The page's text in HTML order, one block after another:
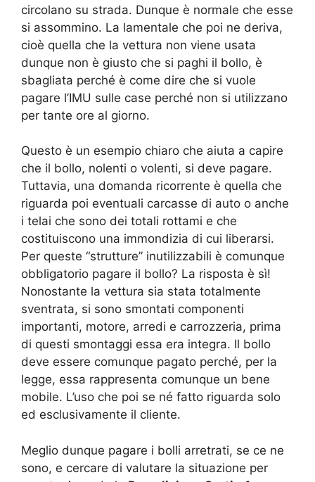
circolano su strada. Dunque è normale che esse
si assommino. La lamentale che poi ne deriva,
cioè quella che la vettura non viene usata
dunque non è giusto che si paghi il bollo, è
sbagliata perché è come dire che si vuole
pagare l’IMU sulle case perché non si utilizzano
per tante ore al giorno.
Questo è un esempio chiaro che aiuta a capire
che il bollo, nolenti o volenti, si deve pagare.
Tuttavia, una domanda ricorrente è quella che
riguarda poi eventuali carcasse di auto o anche
i telai che sono dei totali rottami e che
costituiscono una immondizia di cui liberarsi.
Per queste “strutture” inutilizzabili è comunque
obbligatorio pagare il bollo? La risposta è sì!
Nonostante la vettura sia stata totalmente
sventrata, si sono smontati componenti
importanti, motore, arredi e carrozzeria, prima
di questi smontaggi essa era integra. Il bollo
deve essere comunque pagato perché, per la
legge, essa rappresenta comunque un bene
mobile. L’uso che poi se né fatto riguarda solo
ed esclusivamente il cliente.
Meglio dunque pagare i bolli arretrati, se ce ne
sono, e cercare di valutare la situazione per